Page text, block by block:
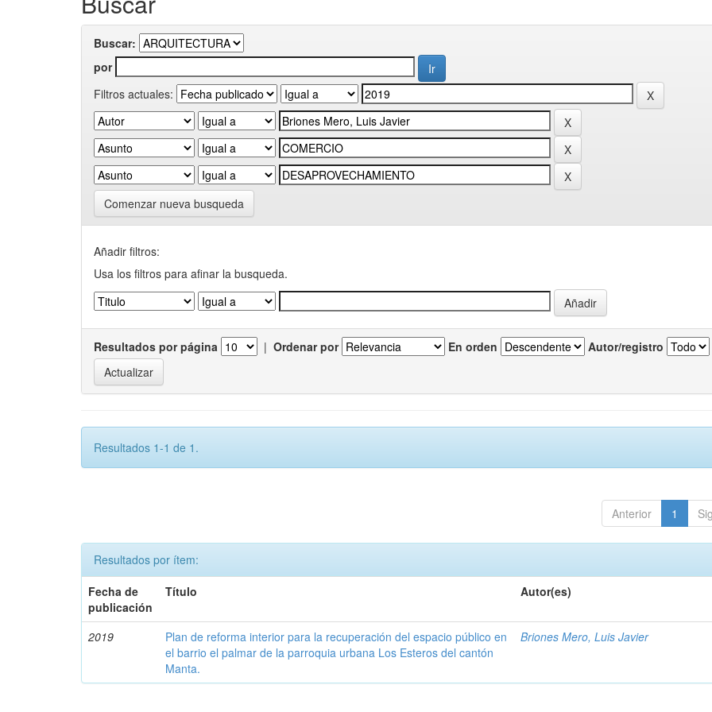
Buscar:
por
Filtros actuales:
Comenzar nueva busqueda
Añadir filtros:
Usa los filtros para afinar la busqueda.
Resultados por página | Ordenar por En orden Autor/registro
Resultados 1-1 de 1.
Anterior 1
Resultados por ítem:
Fecha de
publicación
Título Autor(es)
2019
Plan de reforma interior para la recuperación del espacio público en
el barrio el palmar de la parroquia urbana Los Esteros del cantón
Manta.
Briones Mero, Luis Javier